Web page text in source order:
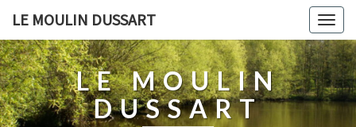
LE MOULIN DUSSART
LE MOULIN
DUSSART